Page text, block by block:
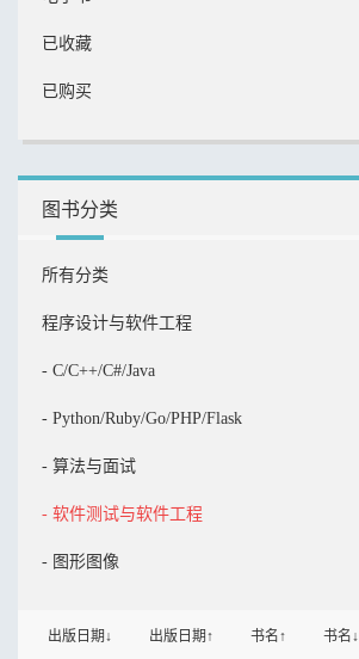
已收藏
已购买
图书分类
所有分类
程序设计与软件工程
- C/C++/C#/Java
- Python/Ruby/Go/PHP/Flask
- 算法与面试
- 软件测试与软件工程
- 图形图像
出版日期↓ 出版日期↑ 书名↑ 书名↓